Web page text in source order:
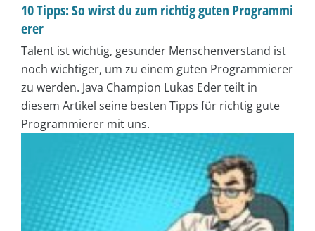
10 Tipps: So wirst du zum richtig guten Programmi
erer
Talent ist wichtig, gesunder Menschenverstand ist
noch wichtiger, um zu einem guten Programmierer
zu werden. Java Champion Lukas Eder teilt in
diesem Artikel seine besten Tipps für richtig gute
Programmierer mit uns.